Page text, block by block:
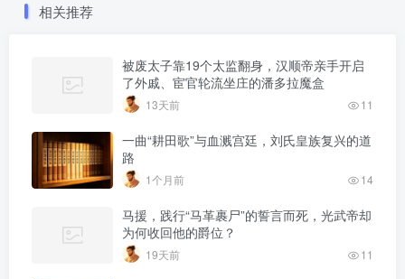
相关推荐
被废太子靠19个太监翻身，汉顺帝亲手开启
了外戚、宦官轮流坐庄的潘多拉魔盒
13天前 11
一曲“耕田歌”与血溅宫廷，刘氏皇族复兴的道
路
1个月前 14
马援，践行“马革裹尸”的誓言而死，光武帝却
为何收回他的爵位？
19天前 11